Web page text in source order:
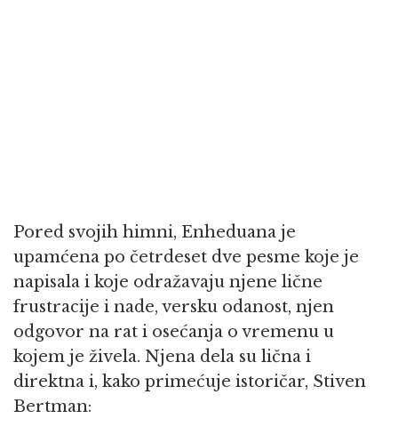
Pored svojih himni, Enheduana je
upamćena po četrdeset dve pesme koje je
napisala i koje odražavaju njene lične
frustracije i nade, versku odanost, njen
odgovor na rat i osećanja o vremenu u
kojem je živela. Njena dela su lična i
direktna i, kako primećuje istoričar, Stiven
Bertman: